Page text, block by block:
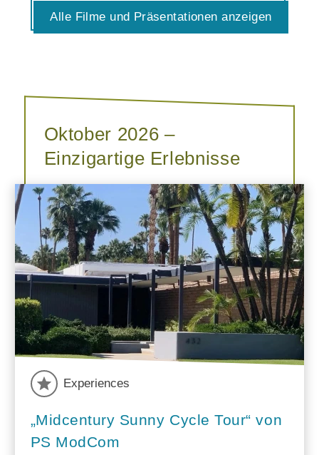
Alle Filme und Präsentationen anzeigen
Oktober 2026 –
Einzigartige Erlebnisse
Experiences
„Midcentury Sunny Cycle Tour“ von
PS ModCom